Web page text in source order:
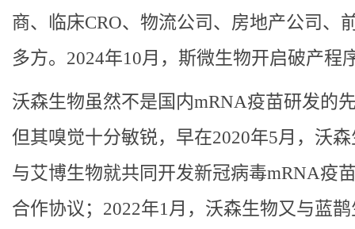
商、临床CRO、物流公司、房地产公司、
多方。2024年10月，斯微生物开启破产程
沃森生物虽然不是国内mRNA疫苗研发的
但其嗅觉十分敏锐，早在2020年5月，沃
与艾博生物就共同开发新冠病毒mRNA疫
合作协议；2022年1月，沃森生物又与蓝